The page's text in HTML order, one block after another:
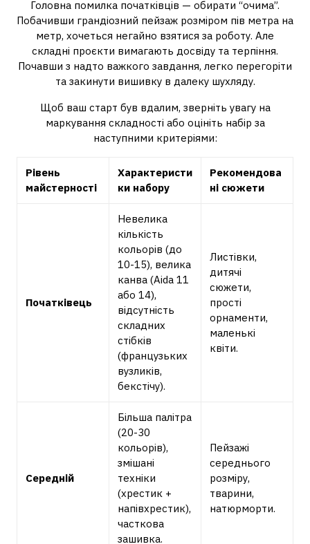
Головна помилка початківців — обирати “очима”.
Побачивши грандіозний пейзаж розміром пів метра на
метр, хочеться негайно взятися за роботу. Але
складні проєкти вимагають досвіду та терпіння.
Почавши з надто важкого завдання, легко перегоріти
та закинути вишивку в далеку шухляду.
Щоб ваш старт був вдалим, зверніть увагу на
маркування складності або оцініть набір за
наступними критеріями:
Рівень
майстерності
Характеристи
ки набору
Рекомендова
ні сюжети
Початківець
Невелика
кількість
кольорів (до
10-15), велика
канва (Aida 11
або 14),
відсутність
складних
стібків
(французьких
вузликів,
бекстічу).
Листівки,
дитячі
сюжети,
прості
орнаменти,
маленькі
квіти.
Середній
Більша палітра
(20-30
кольорів),
змішані
техніки
(хрестик +
напівхрестик),
часткова
зашивка.
Пейзажі
середнього
розміру,
тварини,
натюрморти.